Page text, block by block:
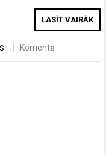
LASĪT VAIRĀK
Komentē